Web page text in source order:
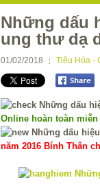
Những dấu
ung thư dạ
01/02/2018 Tiêu Hóa -
Online hoàn toàn
năm 2016 Bính Thân